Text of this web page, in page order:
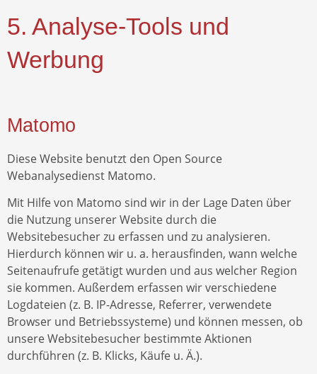
5. Analyse-Tools und
Werbung
Matomo
Diese Website benutzt den Open Source
Webanalysedienst Matomo.
Mit Hilfe von Matomo sind wir in der Lage Daten über
die Nutzung unserer Website durch die
Websitebesucher zu erfassen und zu analysieren.
Hierdurch können wir u. a. herausfinden, wann welche
Seitenaufrufe getätigt wurden und aus welcher Region
sie kommen. Außerdem erfassen wir verschiedene
Logdateien (z. B. IP-Adresse, Referrer, verwendete
Browser und Betriebssysteme) und können messen, ob
unsere Websitebesucher bestimmte Aktionen
durchführen (z. B. Klicks, Käufe u. Ä.).